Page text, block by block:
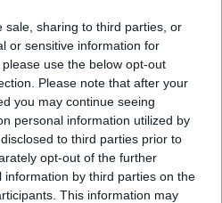
sale, sharing to third parties, or
or sensitive information for
use the below opt-out
Please note that after your
you may continue seeing
personal information utilized by
to third parties prior to
opt-out of the further
by third parties on the
This information may
pyragas,
nelieka
Cukinijų
dalintis